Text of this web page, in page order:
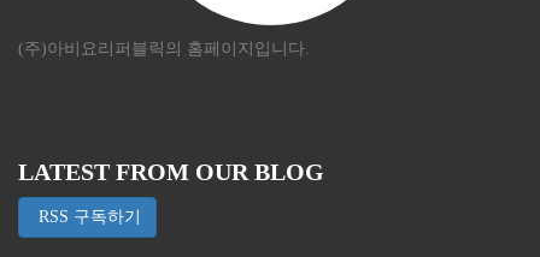
(주)아비요리퍼블릭의 홈페이지입니다.
LATEST FROM OUR BLOG
RSS 구독하기